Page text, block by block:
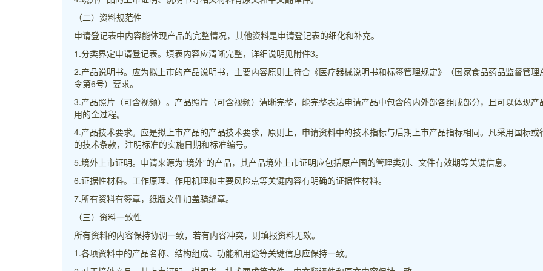
（二）资料规范性
申请登记表中内容能体现产品的完整情况，其他资料是申请登记表的细化和补充。
1.分类界定申请登记表。填表内容应清晰完整，详细说明见附件3。
2.产品说明书。应为拟上市的产品说明书，主要内容原则上符合《医疗器械说明书和标签管理规定》（国家食品药品监督管理
令第6号）要求。
3.产品照片（可含视频）。产品照片（可含视频）清晰完整，能完整表达申请产品中包含的内外部各组成部分，且可以体现产
用的全过程。
4.产品技术要求。应是拟上市产品的产品技术要求，原则上，申请资料中的技术指标与后期上市产品指标相同。凡采用国标或
的技术条款，注明标准的实施日期和标准编号。
5.境外上市证明。申请来源为“境外”的产品，其产品境外上市证明应包括原产国的管理类别、文件有效期等关键信息。
6.证据性材料。工作原理、作用机理和主要风险点等关键内容有明确的证据性材料。
7.所有资料有签章，纸版文件加盖骑缝章。
（三）资料一致性
所有资料的内容保持协调一致，若有内容冲突，则填报资料无效。
1.各项资料中的产品名称、结构组成、功能和用途等关键信息应保持一致。